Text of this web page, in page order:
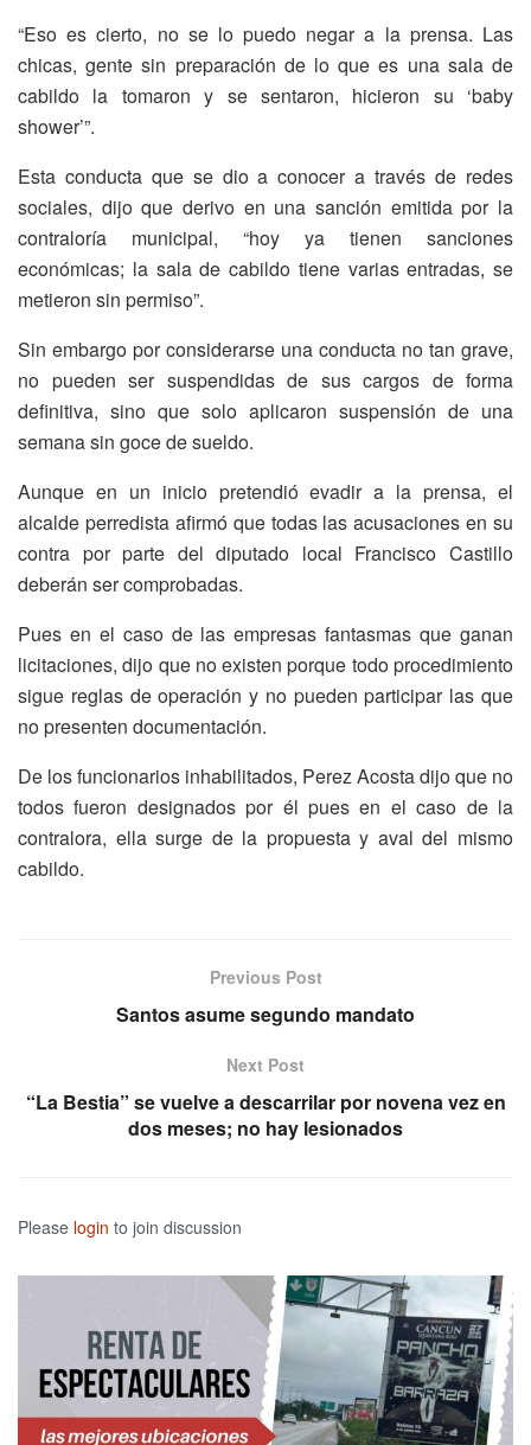
“Eso es cierto, no se lo puedo negar a la prensa. Las
chicas, gente sin preparación de lo que es una sala de
cabildo la tomaron y se sentaron, hicieron su ‘baby
shower’”.
Esta conducta que se dio a conocer a través de redes
sociales, dijo que derivo en una sanción emitida por la
contraloría municipal, “hoy ya tienen sanciones
económicas; la sala de cabildo tiene varias entradas, se
metieron sin permiso”.
Sin embargo por considerarse una conducta no tan grave,
no pueden ser suspendidas de sus cargos de forma
definitiva, sino que solo aplicaron suspensión de una
semana sin goce de sueldo.
Aunque en un inicio pretendió evadir a la prensa, el
alcalde perredista afirmó que todas las acusaciones en su
contra por parte del diputado local Francisco Castillo
deberán ser comprobadas.
Pues en el caso de las empresas fantasmas que ganan
licitaciones, dijo que no existen porque todo procedimiento
sigue reglas de operación y no pueden participar las que
no presenten documentación.
De los funcionarios inhabilitados, Perez Acosta dijo que no
todos fueron designados por él pues en el caso de la
contralora, ella surge de la propuesta y aval del mismo
cabildo.
Previous Post
Santos asume segundo mandato
Next Post
“La Bestia” se vuelve a descarrilar por novena vez en
dos meses; no hay lesionados
Please login to join discussion